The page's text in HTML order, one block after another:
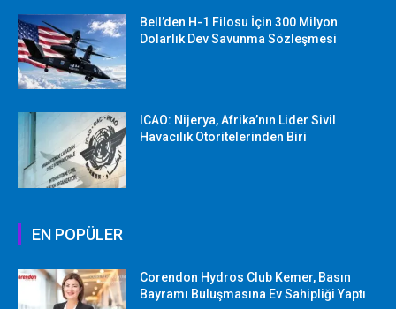
Bell’den H-1 Filosu İçin 300 Milyon
Dolarlık Dev Savunma Sözleşmesi
ICAO: Nijerya, Afrika’nın Lider Sivil
Havacılık Otoritelerinden Biri
EN POPÜLER
Corendon Hydros Club Kemer, Basın
Bayramı Buluşmasına Ev Sahipliği Yaptı